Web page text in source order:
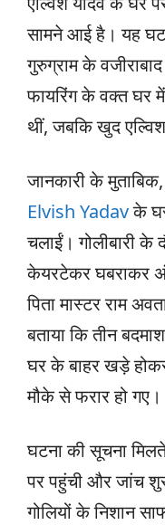
सामने आई है। यह
गुरुग्राम के
फायरिंग के वक्त घर
थीं, जबकि खुद
जानकारी के
Elvish Yadavके
चलाईं। गोलीबारी के
केयरटेकर घबराकर
पिता मास्टर राम
बताया कि तीन
घर के बाहर खड़े
मौके से फरार हो गए।
घटना की सूचना
पर पहुंची और जांच
गोलियों के निशान